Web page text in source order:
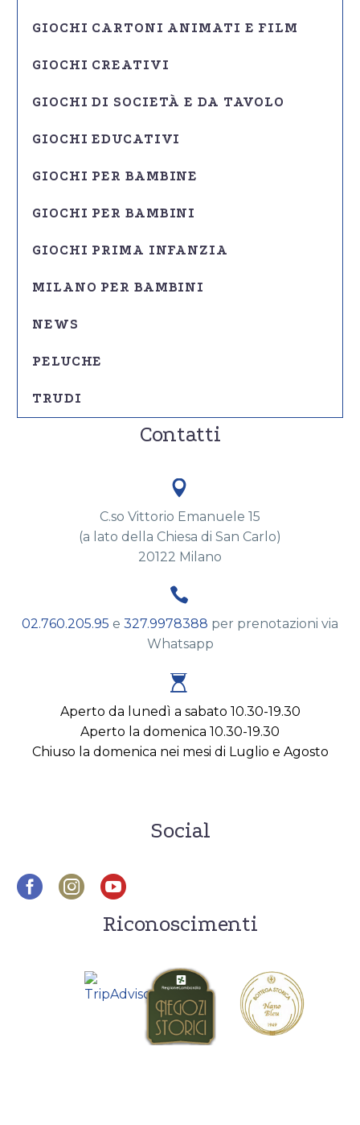
GIOCHI CARTONI ANIMATI E FILM
GIOCHI CREATIVI
GIOCHI DI SOCIETÀ E DA TAVOLO
GIOCHI EDUCATIVI
GIOCHI PER BAMBINE
GIOCHI PER BAMBINI
GIOCHI PRIMA INFANZIA
MILANO PER BAMBINI
NEWS
PELUCHE
TRUDI
Contatti


C.so Vittorio Emanuele 15
(a lato della Chiesa di San Carlo)
20122 Milano


02.760.205.95 e 327.9978388 per prenotazioni via
Whatsapp


Aperto da lunedì a sabato 10.30-19.30
Aperto la domenica 10.30-19.30
Chiuso la domenica nei mesi di Luglio e Agosto
Social
Riconoscimenti